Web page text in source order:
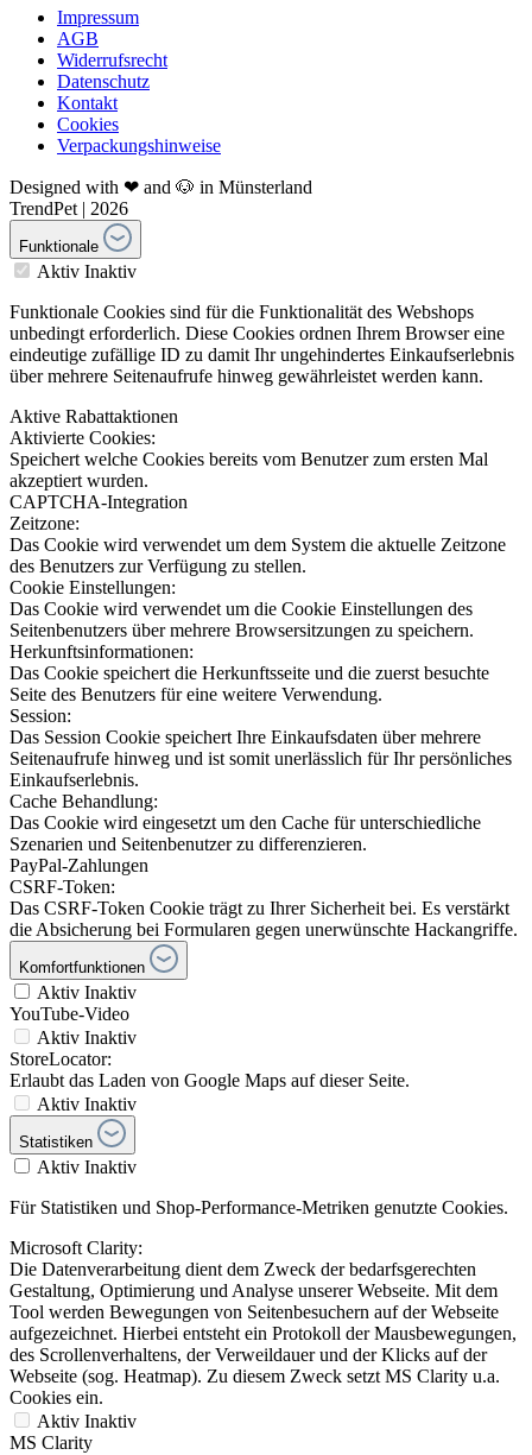
Impressum
AGB
Widerrufsrecht
Datenschutz
Kontakt
Cookies
Verpackungshinweise
Designed with ❤ and 🐶 in Münsterland
TrendPet | 2026
Funktionale
Aktiv Inaktiv
Funktionale Cookies sind für die Funktionalität des Webshops
unbedingt erforderlich. Diese Cookies ordnen Ihrem Browser eine
eindeutige zufällige ID zu damit Ihr ungehindertes Einkaufserlebnis
über mehrere Seitenaufrufe hinweg gewährleistet werden kann.
Aktive Rabattaktionen
Aktivierte Cookies:
Speichert welche Cookies bereits vom Benutzer zum ersten Mal
akzeptiert wurden.
CAPTCHA-Integration
Zeitzone:
Das Cookie wird verwendet um dem System die aktuelle Zeitzone
des Benutzers zur Verfügung zu stellen.
Cookie Einstellungen:
Das Cookie wird verwendet um die Cookie Einstellungen des
Seitenbenutzers über mehrere Browsersitzungen zu speichern.
Herkunftsinformationen:
Das Cookie speichert die Herkunftsseite und die zuerst besuchte
Seite des Benutzers für eine weitere Verwendung.
Session:
Das Session Cookie speichert Ihre Einkaufsdaten über mehrere
Seitenaufrufe hinweg und ist somit unerlässlich für Ihr persönliches
Einkaufserlebnis.
Cache Behandlung:
Das Cookie wird eingesetzt um den Cache für unterschiedliche
Szenarien und Seitenbenutzer zu differenzieren.
PayPal-Zahlungen
CSRF-Token:
Das CSRF-Token Cookie trägt zu Ihrer Sicherheit bei. Es verstärkt
die Absicherung bei Formularen gegen unerwünschte Hackangriffe.
Komfortfunktionen
Aktiv Inaktiv
YouTube-Video
Aktiv Inaktiv
StoreLocator:
Erlaubt das Laden von Google Maps auf dieser Seite.
Aktiv Inaktiv
Statistiken
Aktiv Inaktiv
Für Statistiken und Shop-Performance-Metriken genutzte Cookies.
Microsoft Clarity:
Die Datenverarbeitung dient dem Zweck der bedarfsgerechten
Gestaltung, Optimierung und Analyse unserer Webseite. Mit dem
Tool werden Bewegungen von Seitenbesuchern auf der Webseite
aufgezeichnet. Hierbei entsteht ein Protokoll der Mausbewegungen,
des Scrollenverhaltens, der Verweildauer und der Klicks auf der
Webseite (sog. Heatmap). Zu diesem Zweck setzt MS Clarity u.a.
Cookies ein.
Aktiv Inaktiv
MS Clarity